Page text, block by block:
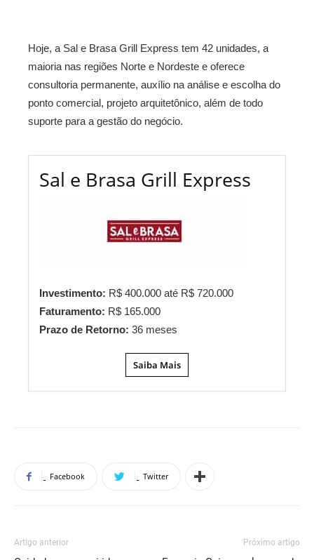
Hoje, a Sal e Brasa Grill Express tem 42 unidades, a
maioria nas regiões Norte e Nordeste e oferece
consultoria permanente, auxílio na análise e escolha do
ponto comercial, projeto arquitetônico, além de todo
suporte para a gestão do negócio.
Sal e Brasa Grill Express
Investimento: R$ 400.000 até R$ 720.000
Faturamento: R$ 165.000
Prazo de Retorno: 36 meses
Saiba Mais
Facebook Twitter
Artigo anterior Próximo artigo